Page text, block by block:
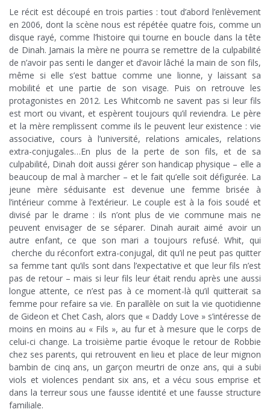
Le récit est découpé en trois parties : tout d’abord l’enlèvement
en 2006, dont la scène nous est répétée quatre fois, comme un
disque rayé, comme l’histoire qui tourne en boucle dans la tête
de Dinah. Jamais la mère ne pourra se remettre de la culpabilité
de n’avoir pas senti le danger et d’avoir lâché la main de son fils,
même si elle s’est battue comme une lionne, y laissant sa
mobilité et une partie de son visage. Puis on retrouve les
protagonistes en 2012. Les Whitcomb ne savent pas si leur fils
est mort ou vivant, et espèrent toujours qu’il reviendra. Le père
et la mère remplissent comme ils le peuvent leur existence : vie
associative, cours à l’université, relations amicales, relations
extra-conjugales…En plus de la perte de son fils, et de sa
culpabilité, Dinah doit aussi gérer son handicap physique – elle a
beaucoup de mal à marcher – et le fait qu’elle soit défigurée. La
jeune mère séduisante est devenue une femme brisée à
l’intérieur comme à l’extérieur. Le couple est à la fois soudé et
divisé par le drame : ils n’ont plus de vie commune mais ne
peuvent envisager de se séparer. Dinah aurait aimé avoir un
autre enfant, ce que son mari a toujours refusé. Whit, qui
cherche du réconfort extra-conjugal, dit qu’il ne peut pas quitter
sa femme tant qu’ils sont dans l’expectative et que leur fils n’est
pas de retour – mais si leur fils leur était rendu après une aussi
longue attente, ce n’est pas à ce moment-là qu’il quitterait sa
femme pour refaire sa vie. En parallèle on suit la vie quotidienne
de Gideon et Chet Cash, alors que « Daddy Love » s’intéresse de
moins en moins au « Fils », au fur et à mesure que le corps de
celui-ci change. La troisième partie évoque le retour de Robbie
chez ses parents, qui retrouvent en lieu et place de leur mignon
bambin de cinq ans, un garçon meurtri de onze ans, qui a subi
viols et violences pendant six ans, et a vécu sous emprise et
dans la terreur sous une fausse identité et une fausse structure
familiale.